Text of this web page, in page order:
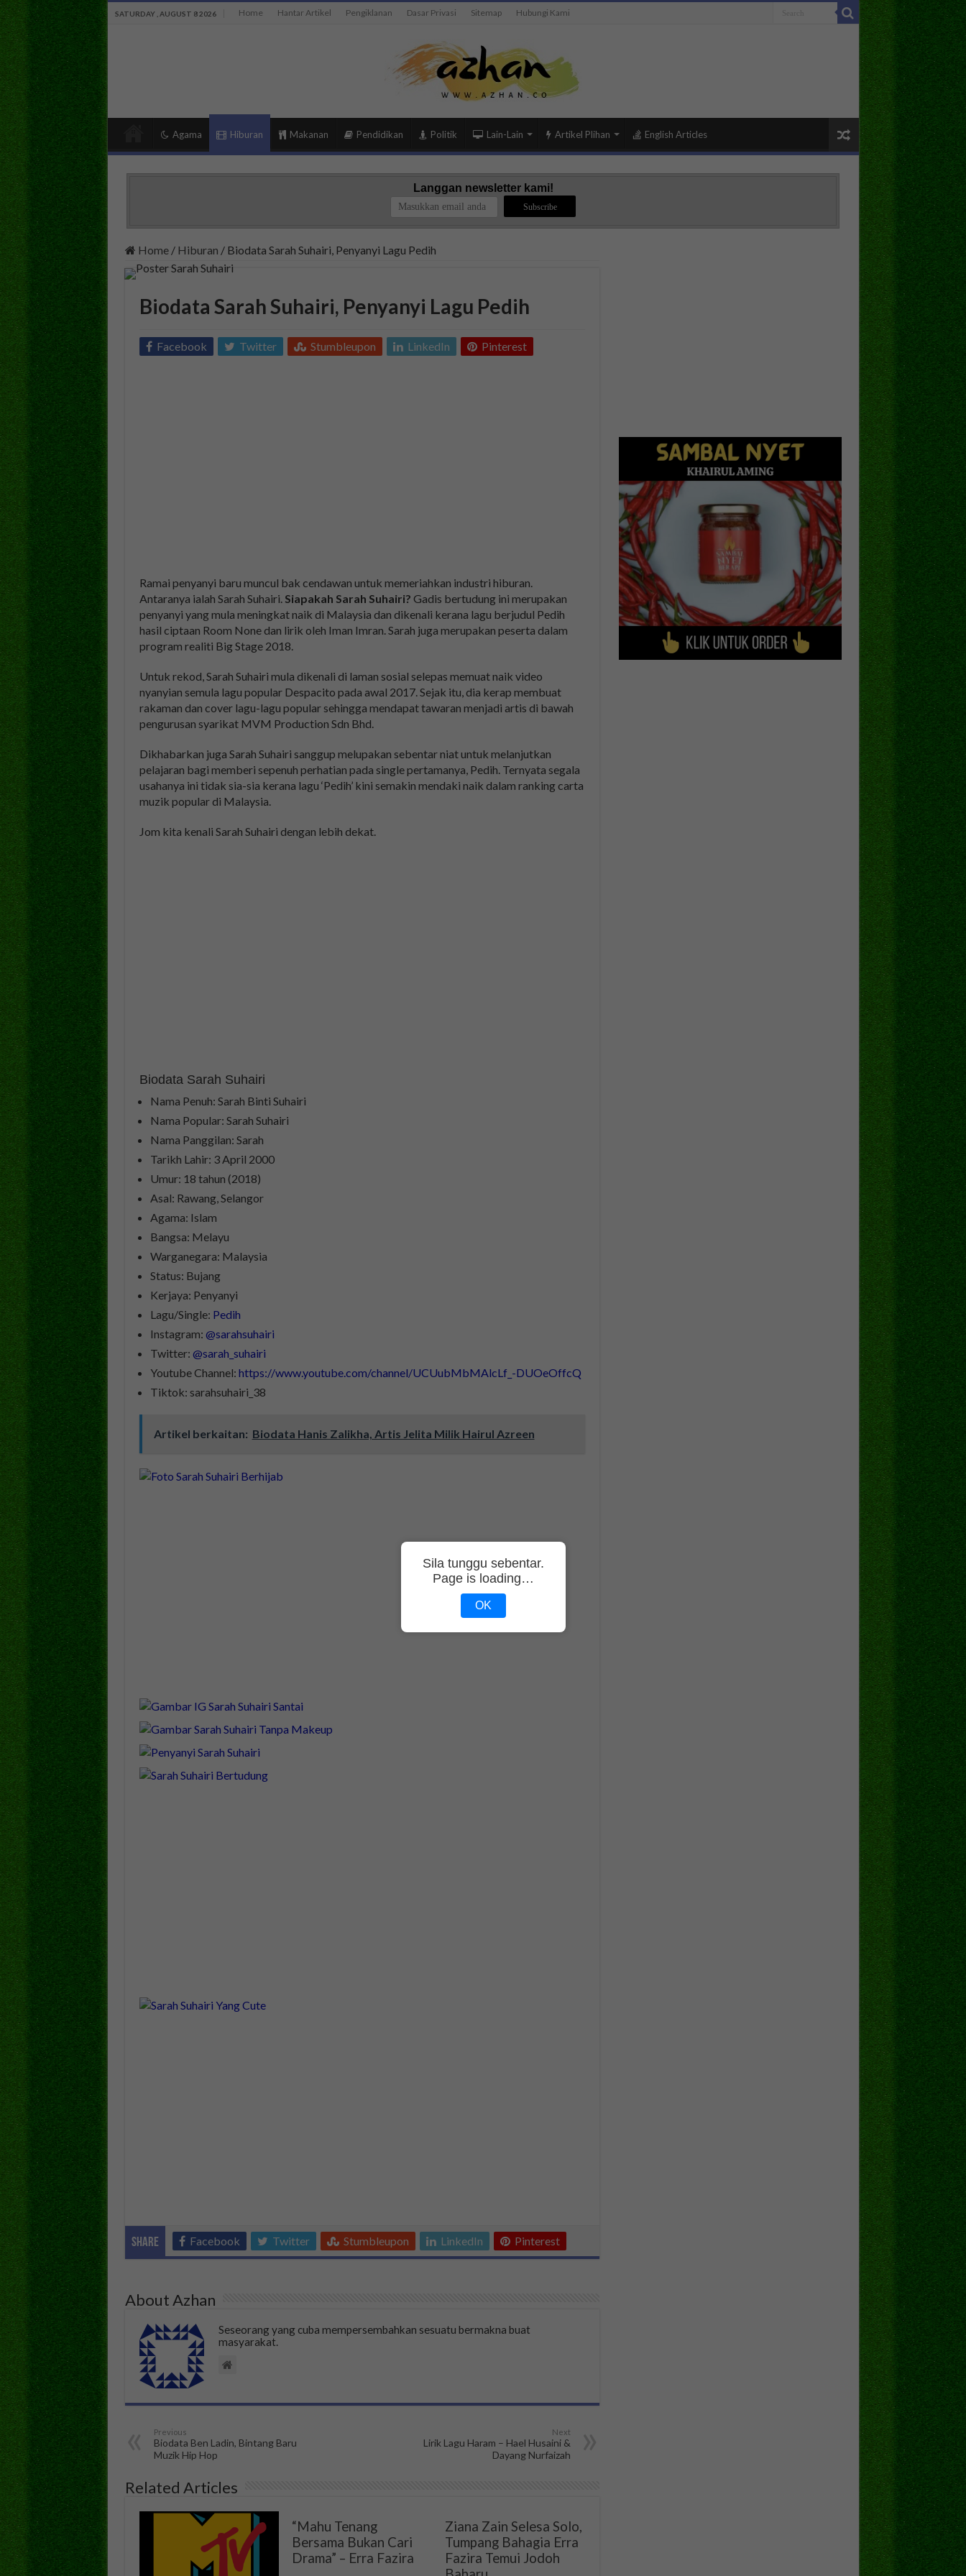
SATURDAY , AUGUST 8 2026 Home Hantar Artikel Pengiklanan Dasar Privasi Sitemap Hubungi Kami
Agama Hiburan Makanan Pendidikan Politik Lain-Lain Artikel Plihan English Articles
Langgan newsletter kami!
Home / Hiburan / Biodata Sarah Suhairi, Penyanyi Lagu Pedih
Biodata Sarah Suhairi, Penyanyi Lagu Pedih
Facebook Twitter Stumbleupon LinkedIn Pinterest
Ramai penyanyi baru muncul bak cendawan untuk memeriahkan industri hiburan.
Antaranya ialah Sarah Suhairi. Siapakah Sarah Suhairi? Gadis bertudung ini merupakan
penyanyi yang mula meningkat naik di Malaysia dan dikenali kerana lagu berjudul Pedih
hasil ciptaan Room None dan lirik oleh Iman Imran. Sarah juga merupakan peserta dalam
program realiti Big Stage 2018.
Untuk rekod, Sarah Suhairi mula dikenali di laman sosial selepas memuat naik video
nyanyian semula lagu popular Despacito pada awal 2017. Sejak itu, dia kerap membuat
rakaman dan cover lagu-lagu popular sehingga mendapat tawaran menjadi artis di bawah
pengurusan syarikat MVM Production Sdn Bhd.
Dikhabarkan juga Sarah Suhairi sanggup melupakan sebentar niat untuk melanjutkan
pelajaran bagi memberi sepenuh perhatian pada single pertamanya, Pedih. Ternyata segala
usahanya ini tidak sia-sia kerana lagu ‘Pedih’ kini semakin mendaki naik dalam ranking carta
muzik popular di Malaysia.
Jom kita kenali Sarah Suhairi dengan lebih dekat.
Biodata Sarah Suhairi
Nama Penuh: Sarah Binti Suhairi​
Nama Popular: Sarah Suhairi
Nama Panggilan: Sarah
Tarikh Lahir: 3 April 2000
Umur: 18 tahun (2018)
Asal: Rawang, Selangor​
Agama: Islam
Bangsa: Melayu
Warganegara: Malaysia
Status: Bujang
Kerjaya: Penyanyi
Lagu/Single: Pedih
Instagram: @sarahsuhairi
Twitter: @sarah_suhairi
Youtube Channel: https://www.youtube.com/channel/UCUubMbMAlcLf_-DUOeOffcQ
Tiktok: sarahsuhairi_38
Artikel berkaitan: Biodata Hanis Zalikha, Artis Jelita Milik Hairul Azreen
Share Facebook Twitter Stumbleupon LinkedIn Pinterest
About Azhan
Seseorang yang cuba mempersembahkan sesuatu bermakna buat
masyarakat.
Previous
Biodata Ben Ladin, Bintang Baru
Muzik Hip Hop
Next
Lirik Lagu Haram – Hael Husaini &
Dayang Nurfaizah
Related Articles
“Mahu Tenang
Bersama Bukan Cari
Drama” – Erra Fazira
Ziana Zain Selesa Solo,
Tumpang Bahagia Erra
Fazira Temui Jodoh
Sila tunggu sebentar.
Page is loading…
OK